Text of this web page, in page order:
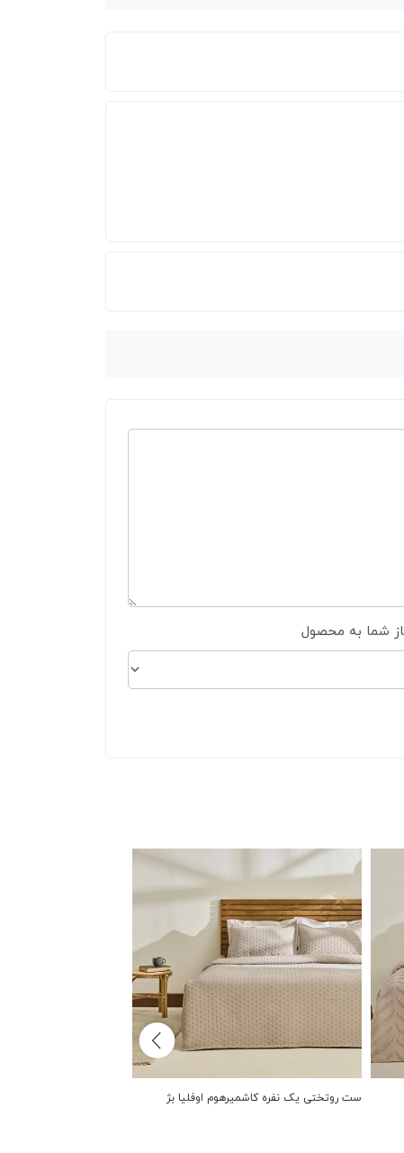
شما به محصول
ست روتختی یک نفره کاشمیرهوم اوفلیا بژ